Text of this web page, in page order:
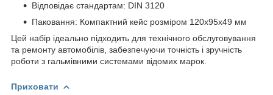
Відповідає стандартам: DIN 3120
Паковання: Компактний кейс розміром 120x95x49 мм
Цей набір ідеально підходить для технічного обслуговування
та ремонту автомобілів, забезпечуючи точність і зручність
роботи з гальмівними системами відомих марок.
Приховати